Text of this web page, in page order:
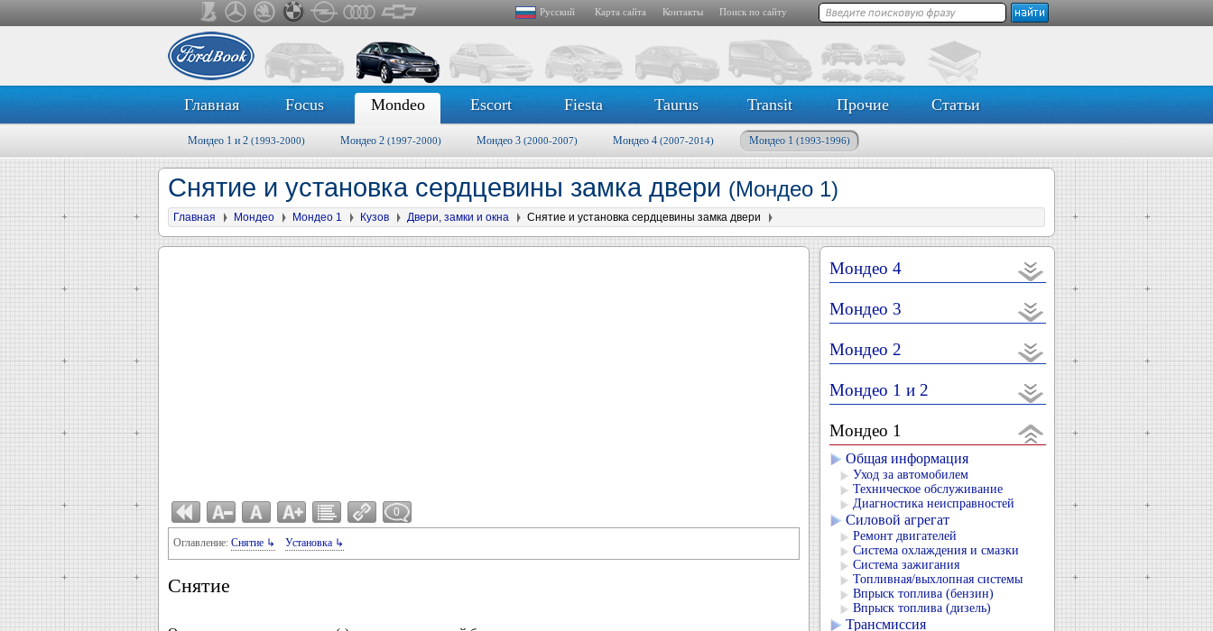
Русский Карта сайта Контакты Поиск по сайту
Главная Focus Mondeo Escort Fiesta Taurus Transit Прочие Статьи
Мондео 1 и 2 (1993-2000) Мондео 2 (1997-2000) Мондео 3 (2000-2007) Мондео 4 (2007-2014) Мондео 1 (1993-1996)
Снятие и установка сердцевины замка двери (Мондео 1)
Главная Мондео Мондео 1 Кузов Двери, замки и окна Снятие и установка сердцевины замка двери
0
Оглавление: Снятие ↳ Установка ↳
Снятие
Мондео 4
Мондео 3
Мондео 2
Мондео 1 и 2
Мондео 1
Общая информация
Уход за автомобилем
Техническое обслуживание
Диагностика неисправностей
Силовой агрегат
Ремонт двигателей
Система охлаждения и смазки
Система зажигания
Топливная/выхлопная системы
Впрыск топлива (бензин)
Впрыск топлива (дизель)
Трансмиссия